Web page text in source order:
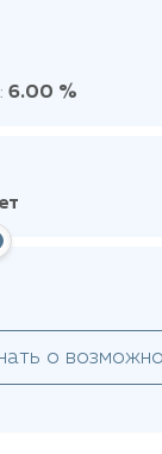
6.00 %
о